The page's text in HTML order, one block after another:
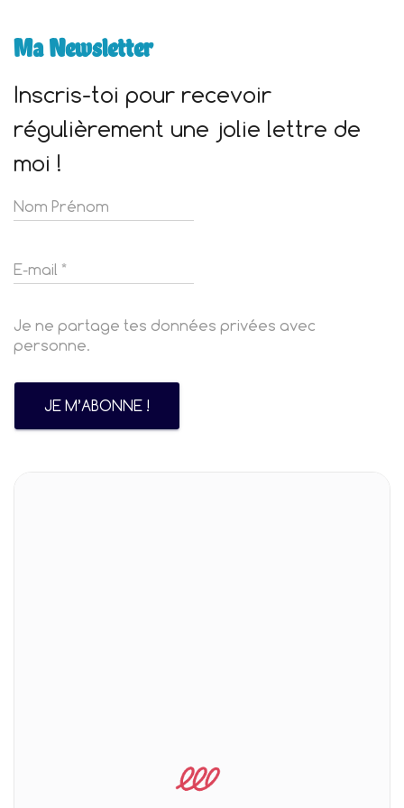
Ma Newsletter
Inscris-toi pour recevoir
régulièrement une jolie lettre de
moi !
Je ne partage tes données privées avec
personne.